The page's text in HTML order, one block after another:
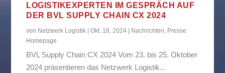
LOGISTIKEXPERTEN IM GESPRÄCH AUF
DER BVL SUPPLY CHAIN CX 2024
von Netzwerk Logistik |Okt. 18, 2024 | Nachrichten Presse
Homepage
BVL Supply Chain CX 2024 Vom 23. bis 25. Oktober
2024 präsentieren das Netzwerk Logistik...